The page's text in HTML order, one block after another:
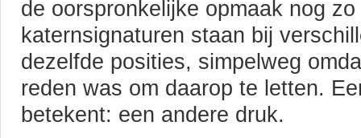
de oorspronkelijke opmaak nog
katernsignaturen staan bij
dezelfde posities, simpelweg
reden was om daarop te letten.
betekent: een andere druk.